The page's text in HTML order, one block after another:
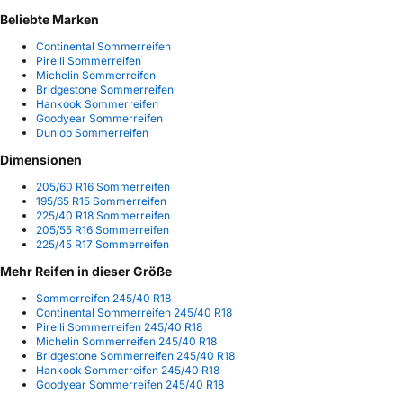
Beliebte Marken
Continental Sommerreifen
Pirelli Sommerreifen
Michelin Sommerreifen
Bridgestone Sommerreifen
Hankook Sommerreifen
Goodyear Sommerreifen
Dunlop Sommerreifen
Dimensionen
205/60 R16 Sommerreifen
195/65 R15 Sommerreifen
225/40 R18 Sommerreifen
205/55 R16 Sommerreifen
225/45 R17 Sommerreifen
Mehr Reifen in dieser Größe
Sommerreifen 245/40 R18
Continental Sommerreifen 245/40 R18
Pirelli Sommerreifen 245/40 R18
Michelin Sommerreifen 245/40 R18
Bridgestone Sommerreifen 245/40 R18
Hankook Sommerreifen 245/40 R18
Goodyear Sommerreifen 245/40 R18